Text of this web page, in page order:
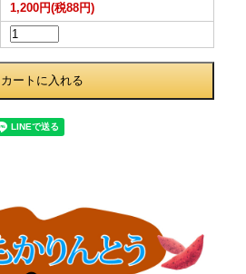
1,200円(税88円)